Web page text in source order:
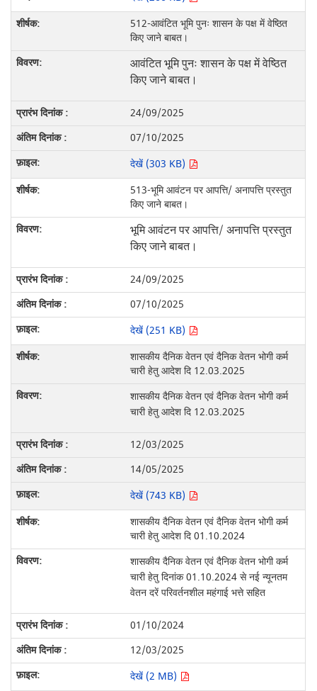
512-आवंटित भूमि पुनः शासन के पक्ष में वेष्ठित
किए जाने बाबत।
आवंटित भूमि पुनः शासन के पक्ष में वेष्ठित
किए जाने बाबत।
24/09/2025
07/10/2025
देखें (303 KB)
513-भूमि आवंटन पर आपत्ति/ अनापत्ति प्रस्तुत
किए जाने बाबत।
भूमि आवंटन पर आपत्ति/ अनापत्ति प्रस्तुत
किए जाने बाबत।
24/09/2025
07/10/2025
देखें (251 KB)
शासकीय दैनिक वेतन एवं दैनिक वेतन भोगी कर्म
चारी हेतु आदेश दि 12.03.2025
शासकीय दैनिक वेतन एवं दैनिक वेतन भोगी कर्म
चारी हेतु आदेश दि 12.03.2025
12/03/2025
14/05/2025
देखें (743 KB)
शासकीय दैनिक वेतन एवं दैनिक वेतन भोगी कर्म
चारी हेतु आदेश दि 01.10.2024
शासकीय दैनिक वेतन एवं दैनिक वेतन भोगी कर्म
चारी हेतु दिनांक 01.10.2024 से नई न्यूनतम
वेतन दरें परिवर्तनशील महंगाई भत्ते सहित
01/10/2024
12/03/2025
देखें (2 MB)